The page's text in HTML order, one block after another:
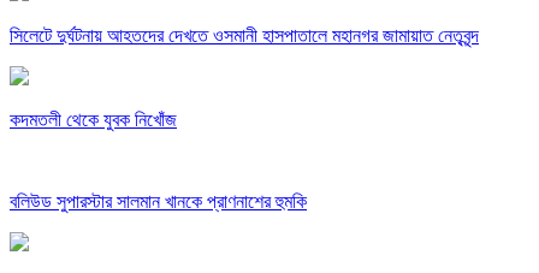
সিলেটে দুর্ঘটনায় আহতদের দেখতে ওসমানী হাসপাতালে মহানগর জামায়াত নেতৃবৃন্দ
কদমতলী থেকে যুবক নিখোঁজ
বলিউড সুপারস্টার সালমান খানকে প্রাণনাশের হুমকি